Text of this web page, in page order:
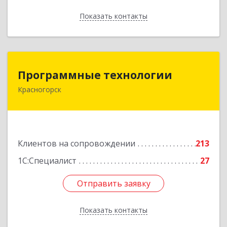
Показать контакты
Назад
Программные технологии
Красногорск
Клиентов на сопровождении
213
1С:Специалист
27
Отправить заявку
Показать контакты
143408, Московская обл, Красногорский р-н,
Отправить заявку
Назад